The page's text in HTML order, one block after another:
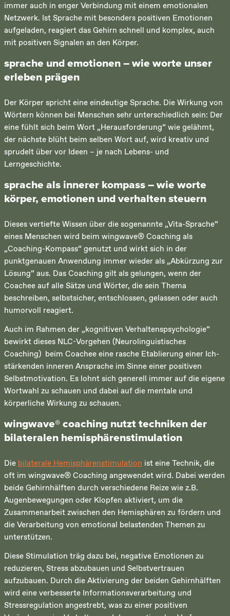
immer auch in enger Verbindung mit einem emotionalen
Netzwerk. Ist Sprache mit besonders positiven Emotionen
aufgeladen, reagiert das Gehirn schnell und komplex, auch
mit positiven Signalen an den Körper.
sprache und emotionen – wie worte unser
erleben prägen
Der Körper spricht eine eindeutige Sprache. Die Wirkung von
Wörtern können bei Menschen sehr unterschiedlich sein: Der
eine fühlt sich beim Wort „Herausforderung“ wie gelähmt,
der nächste blüht beim selben Wort auf, wird kreativ und
sprudelt über vor Ideen – je nach Lebens- und
Lerngeschichte.
sprache als innerer kompass – wie worte
körper, emotionen und verhalten steuern
Dieses vertiefte Wissen über die sogenannte „Vita-Sprache“
eines Menschen wird beim wingwave® Coaching als
„Coaching-Kompass“ genutzt und wirkt sich in der
punktgenauen Anwendung immer wieder als „Abkürzung zur
Lösung“ aus. Das Coaching gilt als gelungen, wenn der
Coachee auf alle Sätze und Wörter, die sein Thema
beschreiben, selbstsicher, entschlossen, gelassen oder auch
humorvoll reagiert.
Auch im Rahmen der „kognitiven Verhaltenspsychologie“
bewirkt dieses NLC-Vorgehen (Neurolinguistisches
Coaching) beim Coachee eine rasche Etablierung einer Ich-
stärkenden inneren Ansprache im Sinne einer positiven
Selbstmotivation. Es lohnt sich generell immer auf die eigene
Wortwahl zu schauen und dabei auf die mentale und
körperliche Wirkung zu schauen.
wingwave® coaching nutzt techniken der
bilateralen hemisphärenstimulation
Diebilaterale Hemisphärenstimulationist eine Technik, die
oft im wingwave® Coaching angewendet wird. Dabei werden
beide Gehirnhälften durch verschiedene Reize wie z.B.
Augenbewegungen oder Klopfen aktiviert, um die
Zusammenarbeit zwischen den Hemisphären zu fördern und
die Verarbeitung von emotional belastenden Themen zu
unterstützen.
Diese Stimulation träg dazu bei, negative Emotionen zu
reduzieren, Stress abzubauen und Selbstvertrauen
aufzubauen. Durch die Aktivierung der beiden Gehirnhälften
wird eine verbesserte Informationsverarbeitung und
Stressregulation angestrebt, was zu einer positiven